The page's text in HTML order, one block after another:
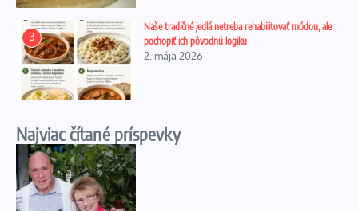
3
Naše tradičné jedlá netreba rehabilitovať módou, ale
pochopiť ich pôvodnú logiku
2. mája 2026
Najviac čítané príspevky